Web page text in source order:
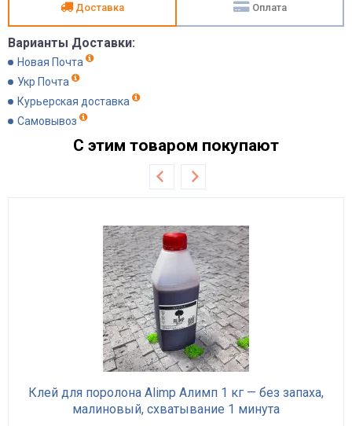
Доставка Оплата
Варианты Доставки:
Новая Почта
Укр Почта
Курьерская доставка
Самовывоз
С этим товаром покупают
Клей для поролона Alimp Алимп 1 кг — без запаха,
малиновый, схватывание 1 минута